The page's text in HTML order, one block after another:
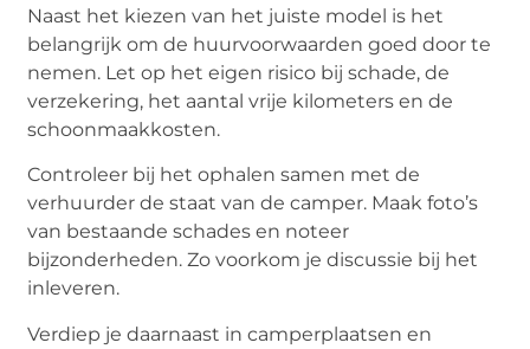
Naast het kiezen van het juiste model is het
belangrijk om de huurvoorwaarden goed door te
nemen. Let op het eigen risico bij schade, de
verzekering, het aantal vrije kilometers en de
schoonmaakkosten.
Controleer bij het ophalen samen met de
verhuurder de staat van de camper. Maak foto’s
van bestaande schades en noteer
bijzonderheden. Zo voorkom je discussie bij het
inleveren.
Verdiep je daarnaast in camperplaatsen en